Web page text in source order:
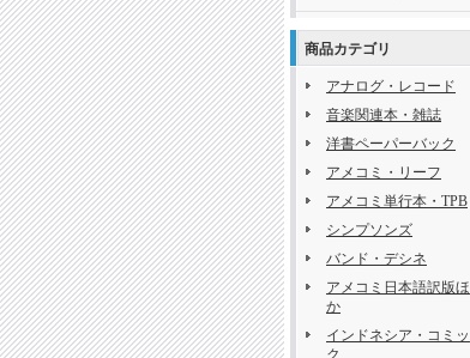
商品カテゴリ
アナログ・レコード
音楽関連本・雑誌
洋書ペーパーバック
アメコミ・リーフ
アメコミ単行本・TPB
シンプソンズ
バンド・デシネ
アメコミ日本語訳版ほ
か
インドネシア・コミッ
ク